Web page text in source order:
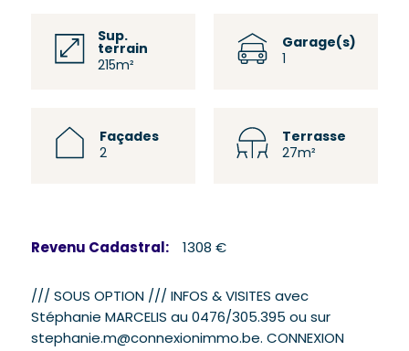
Sup.
terrain
215m²
Garage(s)
Façades
2
Terrasse
27m²
Revenu Cadastral: 1308 €
/// SOUS OPTION /// INFOS & VISITES avec
Stéphanie MARCELIS au 0476/305.395 ou sur
stephanie.m@connexionimmo.be. CONNEXION